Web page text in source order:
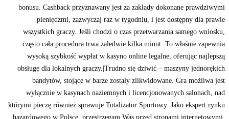
bonusu. Cashback przyznawany jest za zakłady dokonane prawdziwymi
pieniędzmi, zazwyczaj raz w tygodniu, i jest dostępny dla prawie
wszystkich graczy. Jeśli chodzi o czas przetwarzania samego wniosku,
często cała procedura trwa zaledwie kilka minut. To właśnie zapewnia
wysoką szybkość wypłat w kasyno online legalne, oferując najlepszą
obsługę dla lokalnych graczy.|Trudno się dziwić – maszyny jednorękich
bandytów, stojące w barze zostały zlikwidowane. Gra możliwa jest
wyłącznie w kasynach naziemnych i licencjonowanych salonach, nad
którymi pieczę również sprawuje Totalizator Sportowy. Jako ekspert rynku
hazardowego w Polsce, przestrzegam Was przed stronami internetowymi,